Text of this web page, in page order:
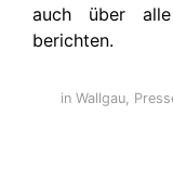
auch über alle
berichten.
in Wallgau,